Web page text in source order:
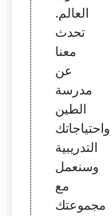
العالم.
تحدث
معنا
عن
مدرسة
الطين
واحتياجاتك
التدريبية
وسنعمل
مع
مجموعتك